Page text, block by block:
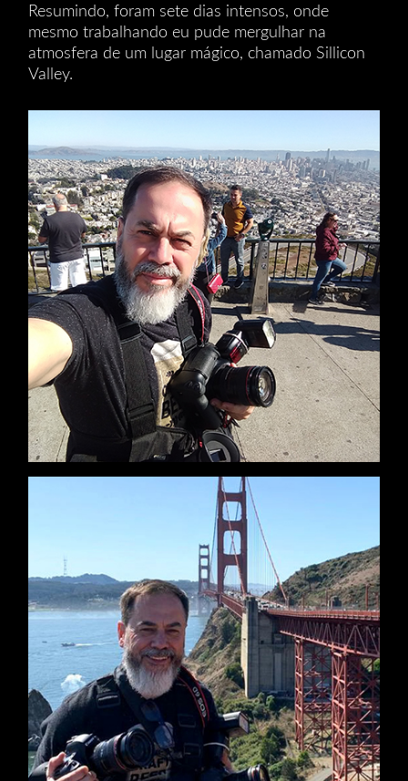
Resumindo, foram sete dias intensos, onde
mesmo trabalhando eu pude mergulhar na
atmosfera de um lugar mágico, chamado Sillicon
Valley.